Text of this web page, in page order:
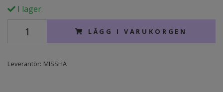
I lager.
LÄGG I VARUKORGEN
Leverantör: MISSHA